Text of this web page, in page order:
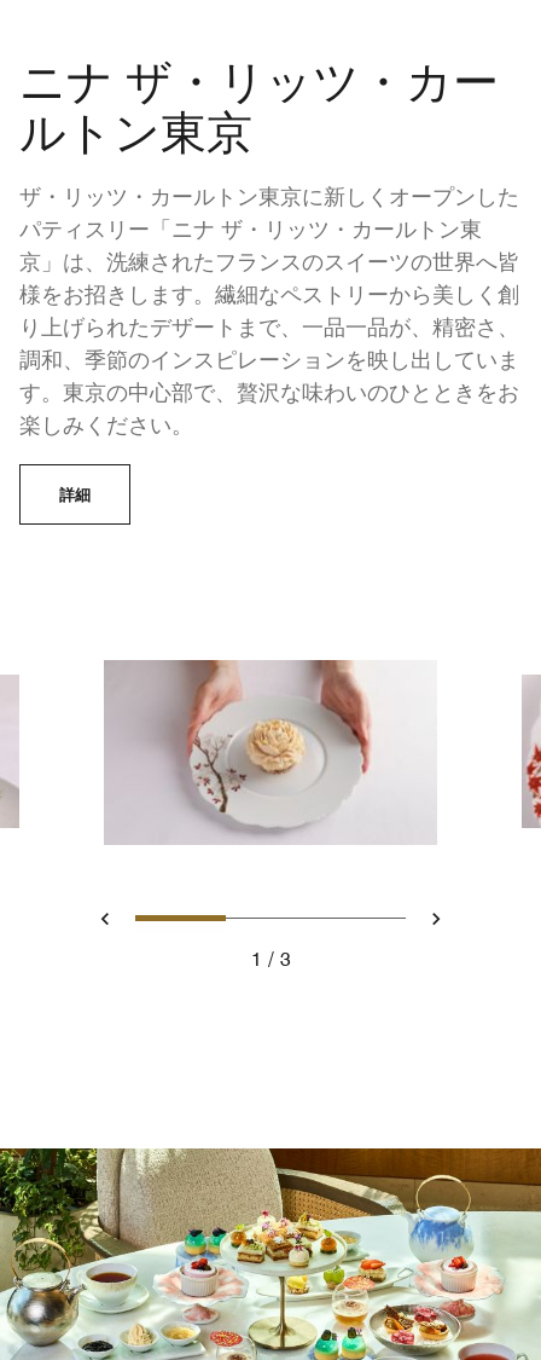
ニナ ザ・リッツ・カー
ルトン東京
ザ・リッツ・カールトン東京に新しくオープンした
パティスリー「ニナ ザ・リッツ・カールトン東
京」は、洗練されたフランスのスイーツの世界へ皆
様をお招きします。繊細なペストリーから美しく創
り上げられたデザートまで、一品一品が、精密さ、
調和、季節のインスピレーションを映し出していま
す。東京の中心部で、贅沢な味わいのひとときをお
楽しみください。
詳細
戻るスライド 1 - Nina -Fleur
スライド 2 - Nina -
スライド 3 -
次へ
1
3